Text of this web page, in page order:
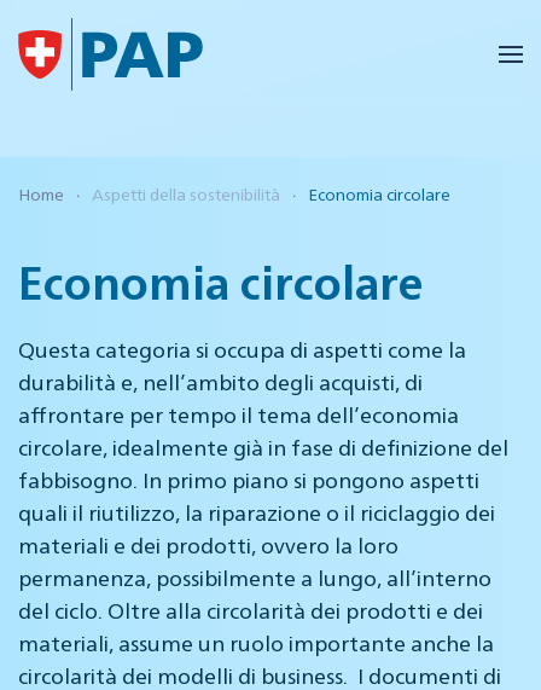
Skip to main content
Home Aspetti della sostenibilità Economia circolare
Economia circolare
Questa categoria si occupa di aspetti come la
durabilità e, nell’ambito degli acquisti, di
affrontare per tempo il tema dell’economia
circolare, idealmente già in fase di definizione del
fabbisogno. In primo piano si pongono aspetti
quali il riutilizzo, la riparazione o il riciclaggio dei
materiali e dei prodotti, ovvero la loro
permanenza, possibilmente a lungo, all’interno
del ciclo. Oltre alla circolarità dei prodotti e dei
materiali, assume un ruolo importante anche la
circolarità dei modelli di business. I documenti di